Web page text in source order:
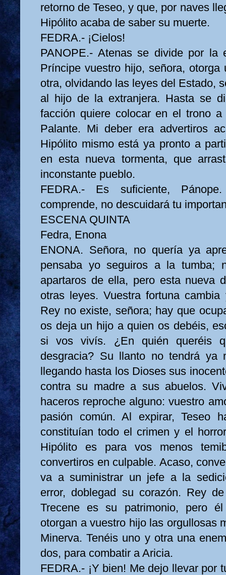
retorno de Teseo, y que, por naves
Hipólito acaba de saber su muerte.
FEDRA.- ¡Cielos!
PANOPE.- Atenas se divide por la
Príncipe vuestro hijo, señora,
otra, olvidando las leyes del Estado,
al hijo de la extranjera. Hasta se
facción quiere colocar en el trono
Palante. Mi deber era advertiros
Hipólito mismo está ya pronto a
en esta nueva tormenta, que
inconstante pueblo.
FEDRA.- Es suficiente,
comprende, no descuidará tu
ESCENA QUINTA
Fedra, Enona
ENONA. Señora, no quería ya
pensaba yo seguiros a la tumba;
apartaros de ella, pero esta nueva
otras leyes. Vuestra fortuna
Rey no existe, señora; hay que
os deja un hijo a quien os debéis,
si vos vivís. ¿En quién queréis
desgracia? Su llanto no tendrá ya
llegando hasta los Dioses sus
contra su madre a sus abuelos.
haceros reproche alguno: vuestro
pasión común. Al expirar, Teseo
constituían todo el crimen y el
Hipólito es para vos menos
convertiros en culpable. Acaso,
va a suministrar un jefe a la
error, doblegad su corazón. Rey
Trecene es su patrimonio, pero
otorgan a vuestro hijo las orgullosas
Minerva. Tenéis uno y otra una
dos, para combatir a Aricia.
FEDRA.- ¡Y bien! Me dejo llevar por